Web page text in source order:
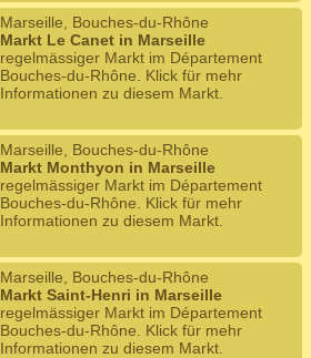
Marseille, Bouches-du-Rhône
Markt Le Canet in Marseille
regelmässiger Markt im Département
Bouches-du-Rhône. Klick für mehr
Informationen zu diesem Markt.
Marseille, Bouches-du-Rhône
Markt Monthyon in Marseille
regelmässiger Markt im Département
Bouches-du-Rhône. Klick für mehr
Informationen zu diesem Markt.
Marseille, Bouches-du-Rhône
Markt Saint-Henri in Marseille
regelmässiger Markt im Département
Bouches-du-Rhône. Klick für mehr
Informationen zu diesem Markt.